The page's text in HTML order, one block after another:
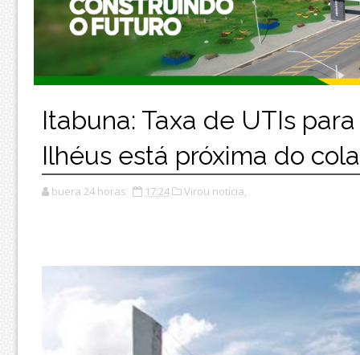
Itabuna: Taxa de UTIs
Ilhéus está próxima do
buera 24 horas 17:24 Virou notícia,